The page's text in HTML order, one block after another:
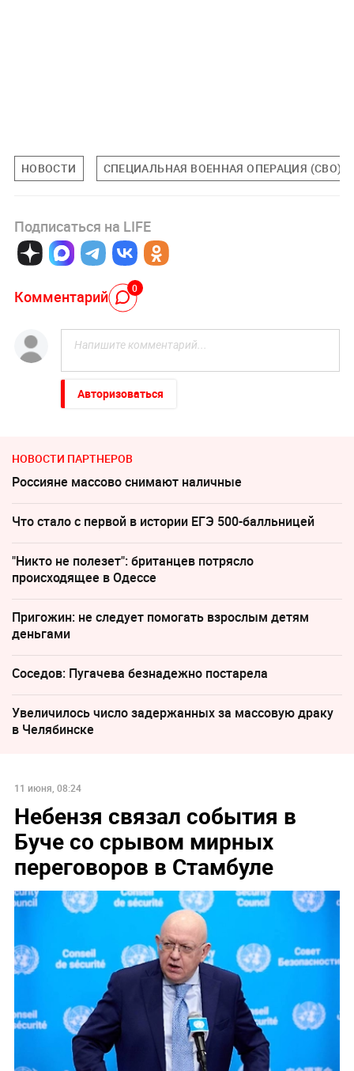
НОВОСТИ СПЕЦИАЛЬНАЯ ВОЕННАЯ ОПЕРАЦИЯ (СВО)
Подписаться на LIFE
Комментарий 0
Авторизоваться
НОВОСТИ ПАРТНЕРОВ
Россияне массово снимают наличные
Что стало с первой в истории ЕГЭ 500-балльницей
"Никто не полезет": британцев потрясло
происходящее в Одессе
Пригожин: не следует помогать взрослым детям
деньгами
Соседов: Пугачева безнадежно постарела
Увеличилось число задержанных за массовую драку
в Челябинске
11 июня, 08:24
Небензя связал события в
Буче со срывом мирных
переговоров в Стамбуле